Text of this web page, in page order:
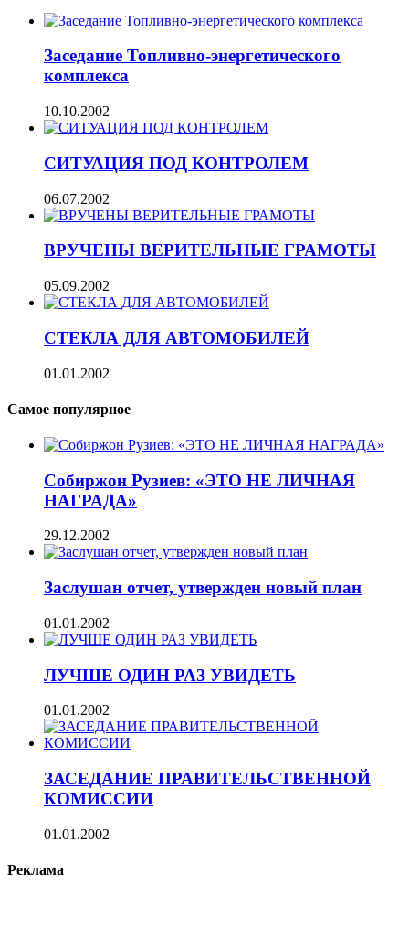
Заседание Топливно-энергетического
комплекса
10.10.2002
СИТУАЦИЯ ПОД КОНТРОЛЕМ
06.07.2002
ВРУЧЕНЫ ВЕРИТЕЛЬНЫЕ ГРАМОТЫ
05.09.2002
СТЕКЛА ДЛЯ АВТОМОБИЛЕЙ
01.01.2002
Самое популярное
Собиржон Рузиев: «ЭТО НЕ ЛИЧНАЯ
НАГРАДА»
29.12.2002
Заслушан отчет, утвержден новый план
01.01.2002
ЛУЧШЕ ОДИН РАЗ УВИДЕТЬ
01.01.2002
ЗАСЕДАНИЕ ПРАВИТЕЛЬСТВЕННОЙ
КОМИССИИ
01.01.2002
Реклама